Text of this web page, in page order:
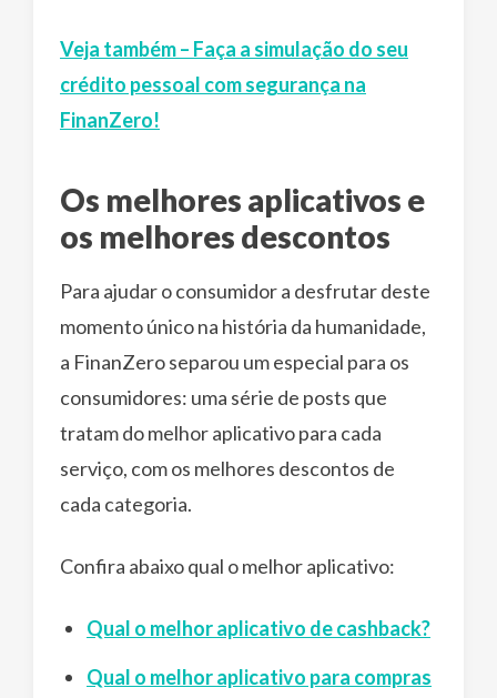
Veja também – Faça a simulação do seu
crédito pessoal com segurança na
FinanZero!
Os melhores aplicativos e
os melhores descontos
Para ajudar o consumidor a desfrutar deste
momento único na história da humanidade,
a FinanZero separou um especial para os
consumidores: uma série de posts que
tratam do melhor aplicativo para cada
serviço, com os melhores descontos de
cada categoria.
Confira abaixo qual o melhor aplicativo:
Qual o melhor aplicativo de cashback?
Qual o melhor aplicativo para compras